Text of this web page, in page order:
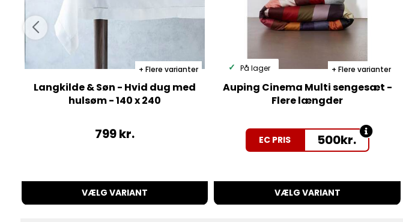
Flere varianter
Langkilde & Søn - Hvid dug med
hulsøm - 140 x 240
799kr.
VÆLG VARIANT
Flere varianter
På lager
Auping Cinema Multi sengesæt -
Flere længder
EC PRIS 500kr.
VÆLG VARIANT